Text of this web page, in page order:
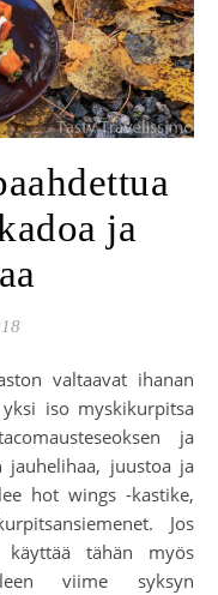
ja
iso myskikurpitsa
ja
jauhelihaa, juustoa ja
hot wings -kastike,
Jos
tähän myös
viime syksyn